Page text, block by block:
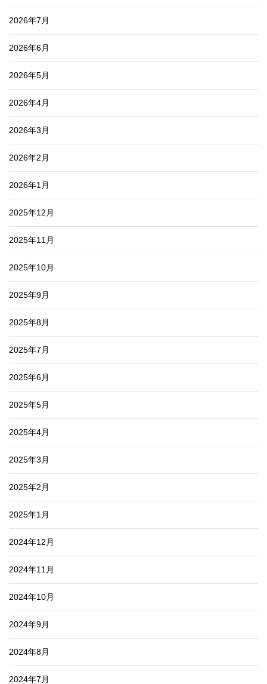
2026年7月
2026年6月
2026年5月
2026年4月
2026年3月
2026年2月
2026年1月
2025年12月
2025年11月
2025年10月
2025年9月
2025年8月
2025年7月
2025年6月
2025年5月
2025年4月
2025年3月
2025年2月
2025年1月
2024年12月
2024年11月
2024年10月
2024年9月
2024年8月
2024年7月